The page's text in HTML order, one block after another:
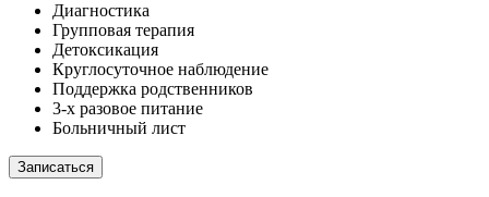
Диагностика
Групповая терапия
Детоксикация
Круглосуточное наблюдение
Поддержка родственников
3-х разовое питание
Больничный лист
Записаться